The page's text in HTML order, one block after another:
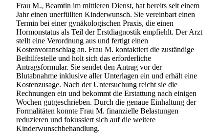
Frau M., Beamtin im mittleren Dienst, hat bereits seit einem
Jahr einen unerfüllten Kinderwunsch. Sie vereinbart einen
Termin bei einer gynäkologischen Praxis, die einen
Hormonstatus als Teil der Erstdiagnostik empfiehlt. Der Arzt
stellt eine Verordnung aus und fertigt einen
Kostenvoranschlag an. Frau M. kontaktiert die zuständige
Beihilfestelle und holt sich das erforderliche
Antragsformular. Sie sendet den Antrag vor der
Blutabnahme inklusive aller Unterlagen ein und erhält eine
Kostenzusage. Nach der Untersuchung reicht sie die
Rechnungen ein und bekommt die Erstattung nach einigen
Wochen gutgeschrieben. Durch die genaue Einhaltung der
Formalitäten konnte Frau M. finanzielle Belastungen
reduzieren und fokussiert sich auf die weitere
Kinderwunschbehandlung.